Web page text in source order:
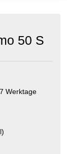
50 S
Werktage